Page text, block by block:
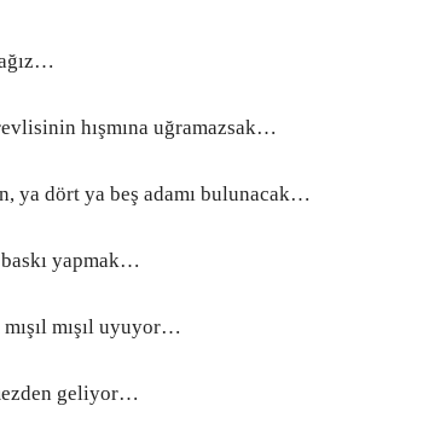
hışmına uğramazsak…
ya dört ya beş adamı bulunacak…
yapmak…
mışıl uyuyor…
geliyor…